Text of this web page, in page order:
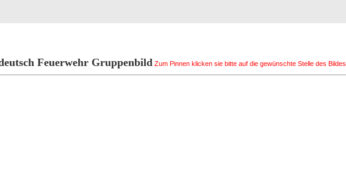
Feuerwehr Gruppenbild Zum Pinnen klicken sie bitte auf die gewünschte Stelle des Bildes.